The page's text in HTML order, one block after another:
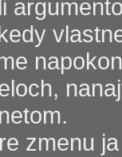
zmenu